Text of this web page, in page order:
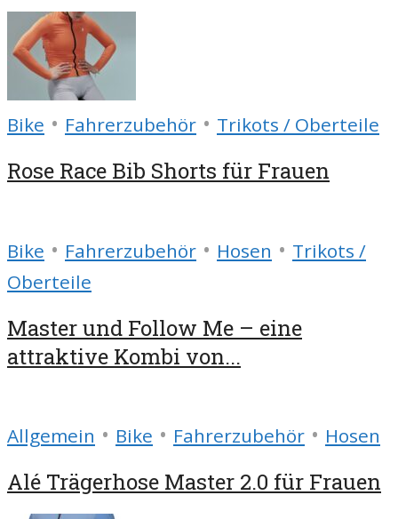
Bike • Fahrerzubehör • Trikots / Oberteile
Rose Race Bib Shorts für Frauen
Bike • Fahrerzubehör • Hosen • Trikots /
Oberteile
Master und Follow Me – eine
attraktive Kombi von...
Allgemein • Bike • Fahrerzubehör • Hosen
Alé Trägerhose Master 2.0 für Frauen